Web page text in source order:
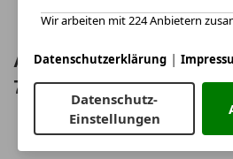
Audi SQ7 4.0 TFSI
7-Sitzer STH
Wir arbeiten mit 224 Anbietern
Datenschutzerklärung |
Datenschutz-
Einstellungen